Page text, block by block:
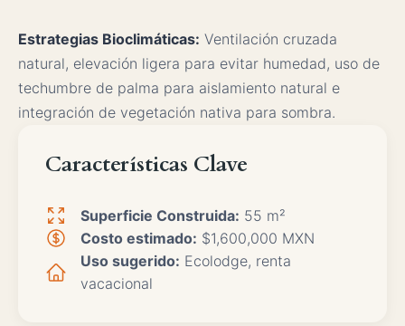
Estrategias Bioclimáticas: Ventilación cruzada
natural, elevación ligera para evitar humedad, uso de
techumbre de palma para aislamiento natural e
integración de vegetación nativa para sombra.
Características Clave
Superficie Construida: 55 m²
Costo estimado: $1,600,000 MXN
Uso sugerido: Ecolodge, renta
vacacional